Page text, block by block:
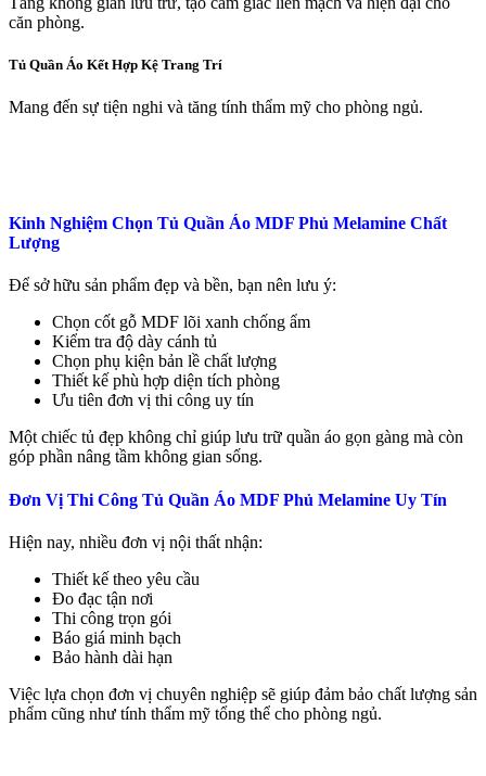
căn phòng.
Tủ Quần Áo Kết Hợp Kệ Trang Trí
Mang đến sự tiện nghi và tăng tính thẩm mỹ cho phòng ngủ.
Kinh Nghiệm Chọn Tủ Quần Áo MDF Phủ Melamine Chất
Lượng
Để sở hữu sản phẩm đẹp và bền, bạn nên lưu ý:
Chọn cốt gỗ MDF lõi xanh chống ẩm
Kiểm tra độ dày cánh tủ
Chọn phụ kiện bản lề chất lượng
Thiết kế phù hợp diện tích phòng
Ưu tiên đơn vị thi công uy tín
Một chiếc tủ đẹp không chỉ giúp lưu trữ quần áo gọn gàng mà còn
góp phần nâng tầm không gian sống.
Đơn Vị Thi Công Tủ Quần Áo MDF Phủ Melamine Uy Tín
Hiện nay, nhiều đơn vị nội thất nhận:
Thiết kế theo yêu cầu
Đo đạc tận nơi
Thi công trọn gói
Báo giá minh bạch
Bảo hành dài hạn
Việc lựa chọn đơn vị chuyên nghiệp sẽ giúp đảm bảo chất lượng sản
phẩm cũng như tính thẩm mỹ tổng thể cho phòng ngủ.